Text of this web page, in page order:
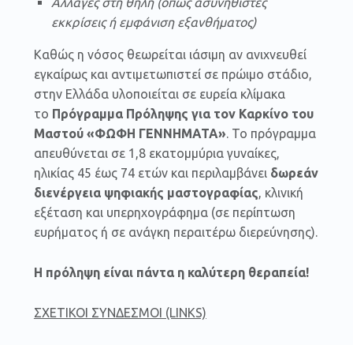
εκκρίσεις ή εμφάνιση εξανθήματος)
Καθώς η νόσος θεωρείται ιάσιμη αν ανιχνευθεί
εγκαίρως και αντιμετωπιστεί σε πρώιμο στάδιο,
στην Ελλάδα υλοποιείται σε ευρεία κλίμακα
το Πρόγραμμα Πρόληψης για τον Καρκίνο του
Μαστού «ΦΩΦΗ ΓΕΝΝΗΜΑΤΑ». Το πρόγραμμα
απευθύνεται σε 1,8 εκατομμύρια γυναίκες,
ηλικίας 45 έως 74 ετών και περιλαμβάνειδωρεάν
διενέργεια ψηφιακής μαστογραφίας, κλινική
εξέταση και υπερηχογράφημα (σε περίπτωση
ευρήματος ή σε ανάγκη περαιτέρω διερεύνησης).
Η πρόληψη είναι πάντα η καλύτερη θεραπεία!
ΣΧΕΤΙΚΟΙ ΣΥΝΔΕΣΜΟΙ (LINKS)